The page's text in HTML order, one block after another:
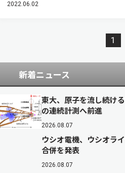
2022.06.02
1
新着ニュース
東大、原子を流し続け
の連続計測へ前進
2026.08.07
ウシオ電機、ウシオラ
合併を発表
2026.08.07